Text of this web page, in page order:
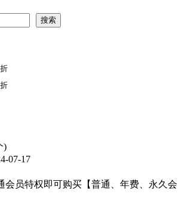
搜索
)
07-17
会员特权即可购买【普通、年费、永久会